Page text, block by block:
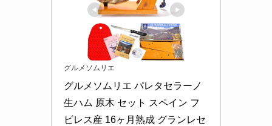
買ってはいけない除雪機はある？壊れやす
いメーカーの特徴や正しい選び方を紹介！
買ってはいけないドライヤーはどれ？壊れ
やすいメーカーの特徴や失敗した人の口コ
ミは？おすすめ商品も紹介！
グルメソムリエ
グルメソムリエ パレタセラーノ
生ハム 原木 セット スペイン フ
ビレス産 16ヶ月熟成 グランレセ